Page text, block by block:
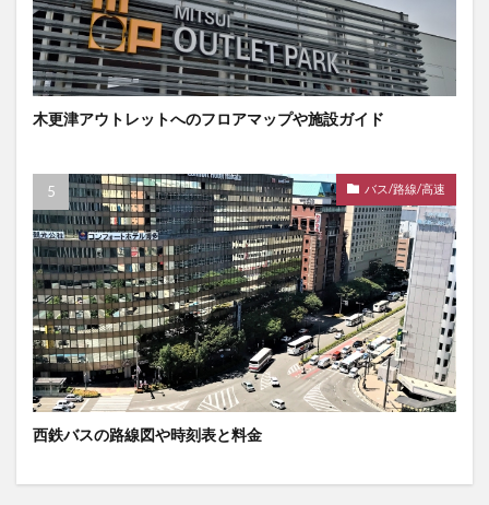
木更津アウトレットへのフロアマップや施設ガイド
バス/路線/高速
西鉄バスの路線図や時刻表と料金